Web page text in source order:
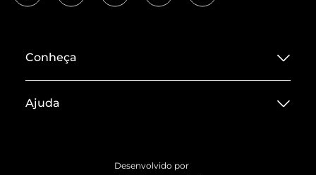
Conheça
Termos de Uso
Ajuda
Desenvolvido por